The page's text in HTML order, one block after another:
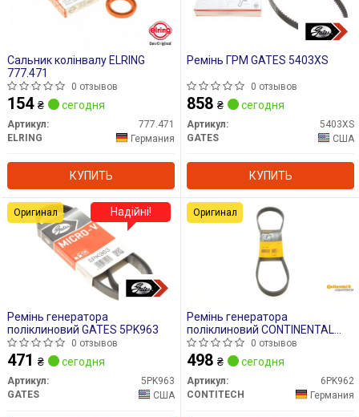
Сальник колінвалу ELRING
777.471
0 отзывов
154 ₴ сегодня
Артикул:
777.471
ELRING
Германия
КУПИТЬ
Ремінь ГРМ GATES 5403XS
0 отзывов
858 ₴ сегодня
Артикул:
5403XS
GATES
США
КУПИТЬ
Ремінь генератора
поліклиновий GATES 5PK963
0 отзывов
471 ₴ сегодня
Артикул:
5PK963
GATES
США
Надійні!
Оригинал
Ремінь генератора
поліклиновий CONTINENTAL
6PK962
0 отзывов
498 ₴ сегодня
Артикул:
6PK962
CONTITECH
Германия
Оригинал